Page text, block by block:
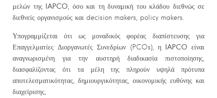
μελών της IAPCO , όσο και τη δυναμική του κλάδου διεθνώς σε
διεθνείς οργανισμούς και decision makers, policy makers.
Υπογραμμίζεται ότι ως μοναδικός φορέας διαπίστευσης για
Επαγγελματίες Διοργανωτές Συνεδρίων (PCOs), η IAPCO είναι
αναγνωρισμένη για την αυστηρή διαδικασία πιστοποίησης,
διασφαλίζοντας ότι τα μέλη της πληρούν υψηλά πρότυπα
αποτελεσματικότητας, δημιουργικότητας, οικονομικής ευθύνης και
διαχείρισης,